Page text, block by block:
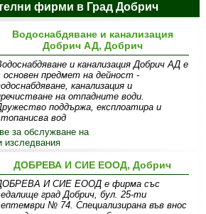
фирми в Град Добрич
Водоснабдяване и канализация
Добрич АД, Добрич
и канализация Добрич АД e
основен предмет на дейност -
канализация и
на отпадните води.
поддържа, експлоатира и
вод
за обслужване на
изследвания
ДОБРЕВА И СИЕ ЕООД, Добрич
И СИЕ ЕООД е фирма със
град Добрич, бул. 25-ти
№ 74. Специализирана във внос